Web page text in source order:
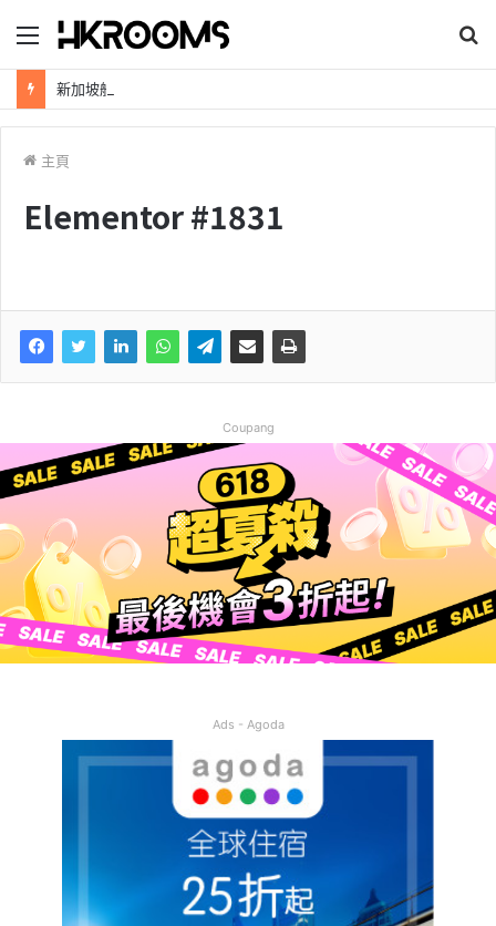
主頁
Elementor #1831
Coupang
Ads - Agoda